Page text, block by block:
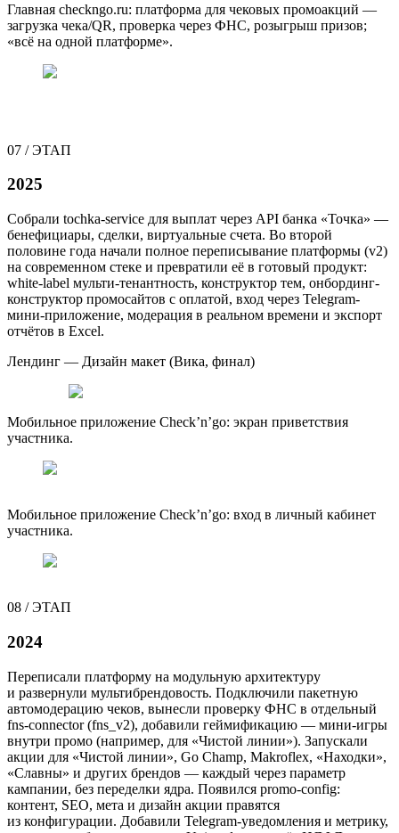
Главная checkngo.ru: платформа для чековых промоакций —
загрузка чека/QR, проверка через ФНС, розыгрыш призов;
«всё на одной платформе».
07 /ЭТАП
2025
Собрали tochka-service для выплат через API банка «Точка» —
бенефициары, сделки, виртуальные счета. Во второй
половине года начали полное переписывание платформы (v2)
на современном стеке и превратили её в готовый продукт:
white-label мульти-тенантность, конструктор тем, онбординг-
конструктор промосайтов с оплатой, вход через Telegram-
мини-приложение, модерация в реальном времени и экспорт
отчётов в Excel.
Лендинг — Дизайн макет (Вика, финал)
Мобильное приложение Check’n’go: экран приветствия
участника.
Мобильное приложение Check’n’go: вход в личный кабинет
участника.
08 /ЭТАП
2024
Переписали платформу на модульную архитектуру
и развернули мультибрендовость. Подключили пакетную
автомодерацию чеков, вынесли проверку ФНС в отдельный
fns-connector (fns_v2), добавили геймификацию — мини-игры
внутри промо (например, для «Чистой линии»). Запускали
акции для «Чистой линии», Go Champ, Makroflex, «Находки»,
«Славны» и других брендов — каждый через параметр
кампании, без переделки ядра. Появился promo-config:
контент, SEO, мета и дизайн акции правятся
из конфигурации. Добавили Telegram-уведомления и метрику,